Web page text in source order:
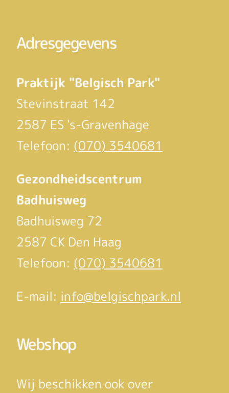
Adresgegevens
Praktijk "Belgisch Park"
Stevinstraat 142
2587 ES 's-Gravenhage
Telefoon: (070) 3540681
Gezondheidscentrum
Badhuisweg
Badhuisweg 72
2587 CK Den Haag
Telefoon: (070) 3540681
E-mail: info@belgischpark.nl
Webshop
Wij beschikken ook over